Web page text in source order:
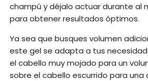
champú y déjalo actuar durante al
para obtener resultados óptimos.
Ya sea que busques volumen
este gel se adapta a tus
el cabello muy mojado para un
sobre el cabello escurrido para una